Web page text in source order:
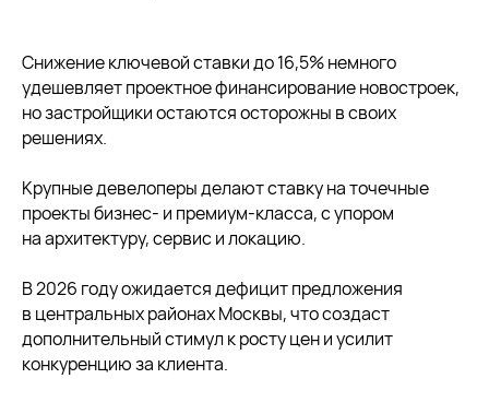
Снижение ключевой ставки до 16,5% немного
удешевляет проектное финансирование новостроек,
но застройщики остаются осторожны в своих
решениях.
Крупные девелоперы делают ставку на точечные
проекты бизнес- и премиум-класса, с упором
на архитектуру, сервис и локацию.
В 2026 году ожидается дефицит предложения
в центральных районах Москвы, что создаст
дополнительный стимул к росту цен и усилит
конкуренцию за клиента.